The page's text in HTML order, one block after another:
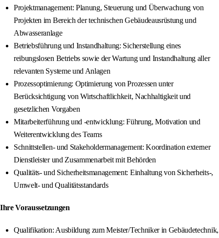
Projektmanagement: Planung, Steuerung und Überwachung von
Projekten im Bereich der technischen Gebäudeausrüstung und
Abwasseranlage
Betriebsführung und Instandhaltung: Sicherstellung eines
reibungslosen Betriebs sowie der Wartung und Instandhaltung aller
relevanten Systeme und Anlagen
Prozessoptimierung: Optimierung von Prozessen unter
Berücksichtigung von Wirtschaftlichkeit, Nachhaltigkeit und
gesetzlichen Vorgaben
Mitarbeiterführung und -entwicklung: Führung, Motivation und
Weiterentwicklung des Teams
Schnittstellen- und Stakeholdermanagement: Koordination externer
Dienstleister und Zusammenarbeit mit Behörden
Qualitäts- und Sicherheitsmanagement: Einhaltung von Sicherheits-,
Umwelt- und Qualitätsstandards
Ihre Voraussetzungen
Qualifikation: Ausbildung zum Meister/Techniker in Gebäudetechnik,